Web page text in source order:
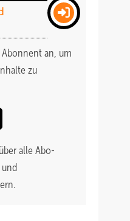
an, um
zu
alle Abo-